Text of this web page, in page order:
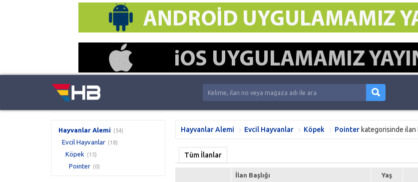
Hayvanlar Alemi (54)
Evcil Hayvanlar (18)
Köpek (15)
Pointer (0)
Hayvanlar Alemi Evcil Hayvanlar Köpek Pointer kategorisinde ilan
Tüm İlanlar
İlan Başlığı Yaş